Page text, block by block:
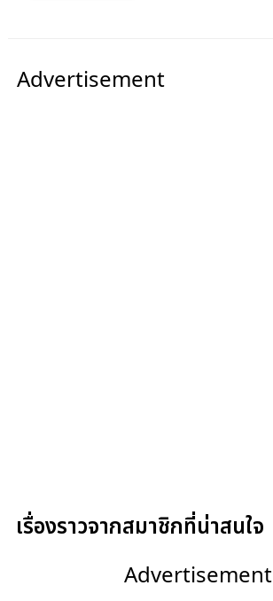
Advertisement
เรื่องราวจากสมาชิกที่น่าสนใจ
Advertisement